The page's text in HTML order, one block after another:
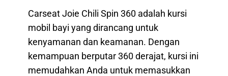
Carseat Joie Chili Spin 360 adalah kursi
mobil bayi yang dirancang untuk
kenyamanan dan keamanan. Dengan
kemampuan berputar 360 derajat, kursi ini
memudahkan Anda untuk memasukkan